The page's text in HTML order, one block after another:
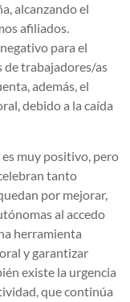
alcanzando el
afiliados.
para el
de trabajadores/as
además, el
debido a la caída
muy positivo, pero
tanto
por mejorar,
al accedo
herramienta
y garantizar
existe la urgencia
que continúa